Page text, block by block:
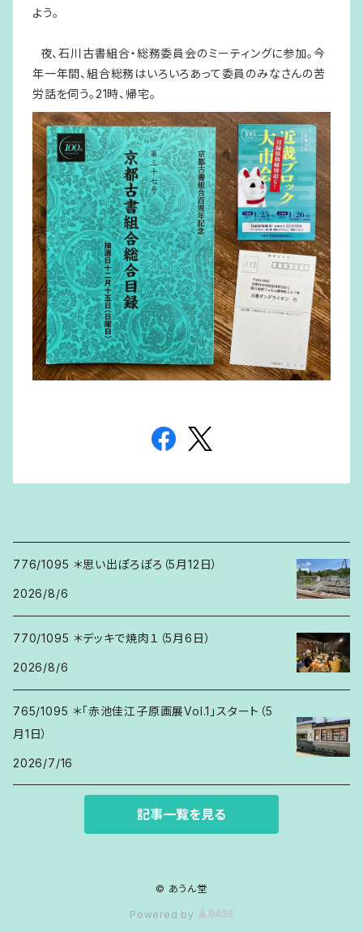
よう。
夜、石川古書組合・総務委員会のミーティングに参加。今
年一年間、組合総務はいろいろあって委員のみなさんの苦
労話を伺う。21時、帰宅。
776/1095 ＊思い出ぽろぽろ（5月12日）
2026/8/6
770/1095 ＊デッキで焼肉１（5月6日）
2026/8/6
765/1095 ＊「赤池佳江子原画展Vol.1」スタート（5
月1日）
2026/7/16
記事一覧を見る
© あうん堂
Powered by